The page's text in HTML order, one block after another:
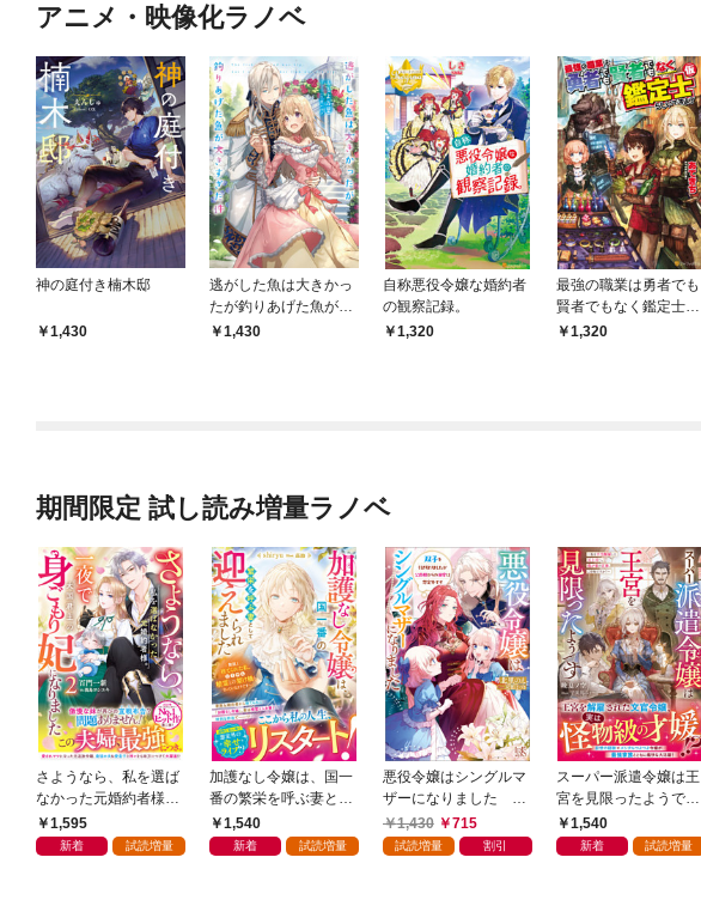
アニメ・映像化ラノベ
神の庭付き楠木邸
1,430
逃がした魚は大きかっ
たが釣りあげた魚が大
きすぎた件
1,430
自称悪役令嬢な婚約者
の観察記録。
1,320
最強の職業は勇者でも
賢者でもなく鑑定士
（仮）らしいですよ？
1,320
期間限定 試し読み増量ラノベ
さようなら、私を選ば
なかった元婚約者様。
一夜で大国君主の身ご
もり妃になりました２
1,595
新着 試読増量
加護なし令嬢は、国一
番の繁栄を呼ぶ妻とし
て迎えられました～無
能と捨てられた私、ど
1,540
新着 試読増量
悪役令嬢はシングルマ
ザーになりました 双
子を引き取りましたが
公爵様からの溺愛は想
1,430 715
試読増量 割引
スーパー派遣令嬢は王
宮を見限ったようです
～私を不当解雇した元
上司へ。我が家の正
1,540
新着 試読増量